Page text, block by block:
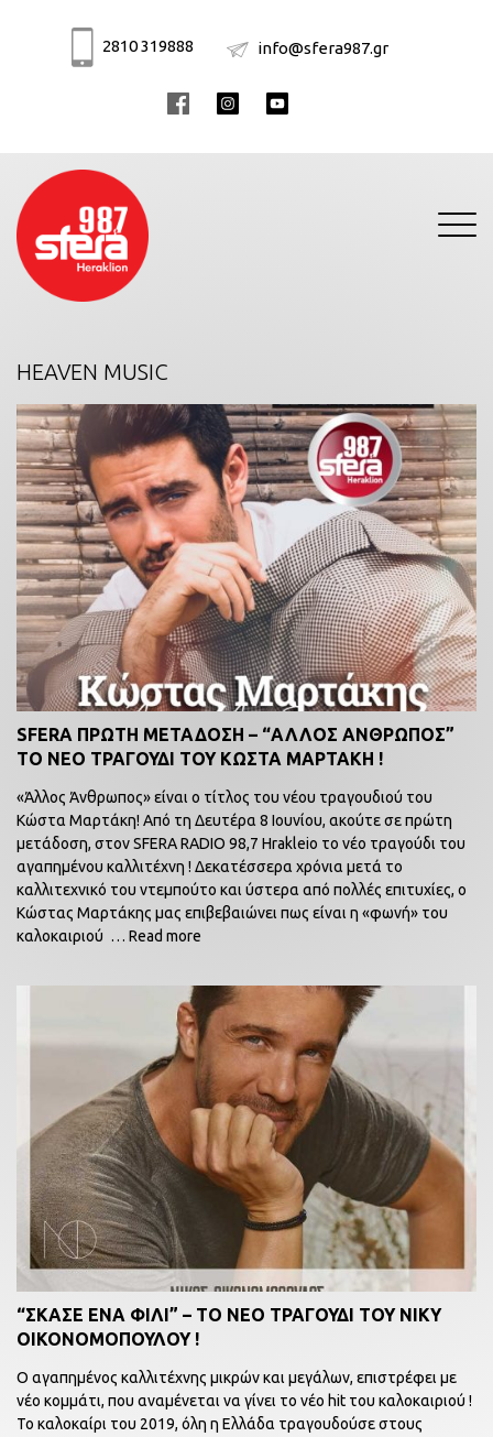
2810 319888 info@sfera987.gr
Toggle
HEAVEN MUSIC
SFERA ΠΡΩΤΗ ΜΕΤΑΔΟΣΗ – “ΑΛΛΟΣ ΑΝΘΡΩΠΟΣ”
ΤΟ ΝΕΟ ΤΡΑΓΟΥΔΙ ΤΟΥ ΚΩΣΤΑ ΜΑΡΤΑΚΗ !
«Άλλος Άνθρωπος» είναι ο τίτλος του νέου τραγουδιού του
Κώστα Μαρτάκη! Από τη Δευτέρα 8 Ιουνίου, ακούτε σε πρώτη
μετάδοση, στον SFERA RADIO 98,7 Hrakleio το νέο τραγούδι του
αγαπημένου καλλιτέχνη ! Δεκατέσσερα χρόνια μετά το
καλλιτεχνικό του ντεμπούτο και ύστερα από πολλές επιτυχίες, ο
Κώστας Μαρτάκης μας επιβεβαιώνει πως είναι η «φωνή» του
καλοκαιριού … Read more
“ΣΚΑΣΕ ΕΝΑ ΦΙΛΙ” – ΤΟ ΝΕΟ ΤΡΑΓΟΥΔΙ ΤΟΥ ΝΙΚΥ
ΟΙΚΟΝΟΜΟΠΟΥΛΟΥ !
Ο αγαπημένος καλλιτέχνης μικρών και μεγάλων, επιστρέφει με
νέο κομμάτι, που αναμένεται να γίνει το νέο hit του καλοκαιριού !
Το καλοκαίρι του 2019, όλη η Ελλάδα τραγουδούσε στους